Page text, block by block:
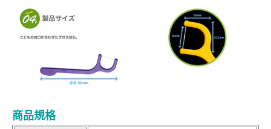
商品規格